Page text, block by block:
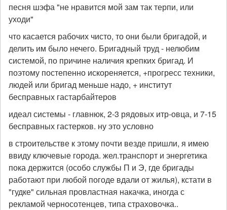
песня шэфа "не нравится мой зам так терпи, или
уходи"
что касается рабочих чисто, то они были бригадой, и
делить им было нечего. Бригадный труд - нелюбим
системой, по причине наличия крепких бригад. И
поэтому постепенно искореняется, +прогресс техники,
людей или бригад меньше надо, + институт
бесправных гастарбайтеров
идеал системы - главнюк, 2-3 рядовых итр-овца, и 7-15
бесправных гастерков. ну это условно
в строительстве к этому почти везде пришли, я имею
ввиду ключевые города. жел.транспорт и энергетика
пока держится (особо службы П и Э, где бригады
работают при любой погоде вдали от жилья), кстати в
"гудке" сильная провластная накачка, иногда с
рекламой черносотенцев, типа страховочка..